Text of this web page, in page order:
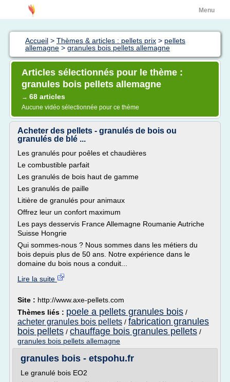
Menu
Accueil > Thèmes & articles : pellets prix > pellets
allemagne > granules bois pellets allemagne
Articles sélectionnés pour le thème :
granules bois pellets allemagne
→ 68 articles
Aucune vidéo sélectionnée pour ce thème
Acheter des pellets - granulés de bois ou
granulés de blé ...
Les granulés pour poêles et chaudières
Le combustible parfait
Les granulés de bois haut de gamme
Les granulés de paille
Litière de granulés pour animaux
Offrez leur un confort maximum
Les pays desservis France Allemagne Roumanie Autriche
Suisse Hongrie
Qui sommes-nous ? Nous sommes dans les métiers du
bois depuis plus de 50 ans. Notre expérience dans le
domaine du bois nous a conduit...
Lire la suite
Site : http://www.axe-pellets.com
Thèmes liés : poele a pellets granules bois /
acheter granules bois pellets / fabrication granules
bois pellets / chauffage bois granules pellets /
granules bois pellets allemagne
granules bois - etspohu.fr
Le granulé bois EO2